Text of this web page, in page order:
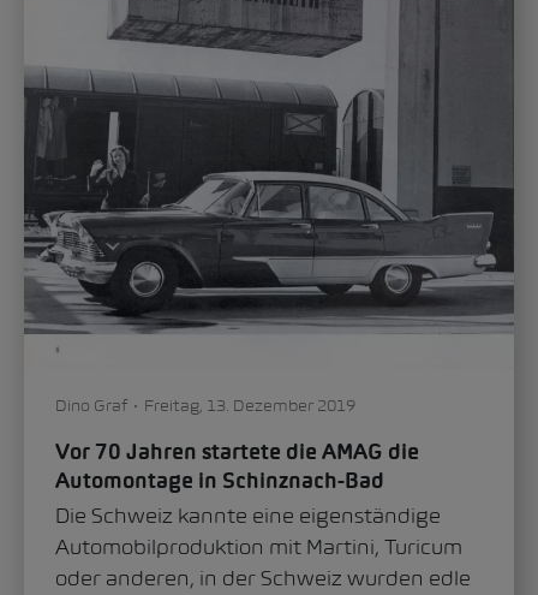
Dino Graf Freitag, 13. Dezember 2019
Vor 70 Jahren startete die AMAG die
Automontage in Schinznach-Bad
Die Schweiz kannte eine eigenständige
Automobilproduktion mit Martini, Turicum
oder anderen, in der Schweiz wurden edle